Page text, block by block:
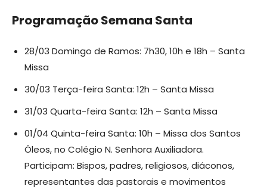
Programação Semana Santa
28/03 Domingo de Ramos: 7h30, 10h e 18h – Santa
Missa
30/03 Terça-feira Santa: 12h – Santa Missa
31/03 Quarta-feira Santa: 12h – Santa Missa
01/04 Quinta-feira Santa: 10h – Missa dos Santos
Óleos, no Colégio N. Senhora Auxiliadora.
Participam: Bispos, padres, religiosos, diáconos,
representantes das pastorais e movimentos